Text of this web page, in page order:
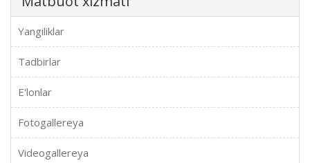
Yangiliklar
Tadbirlar
E'lonlar
Fotogallereya
Videogallereya